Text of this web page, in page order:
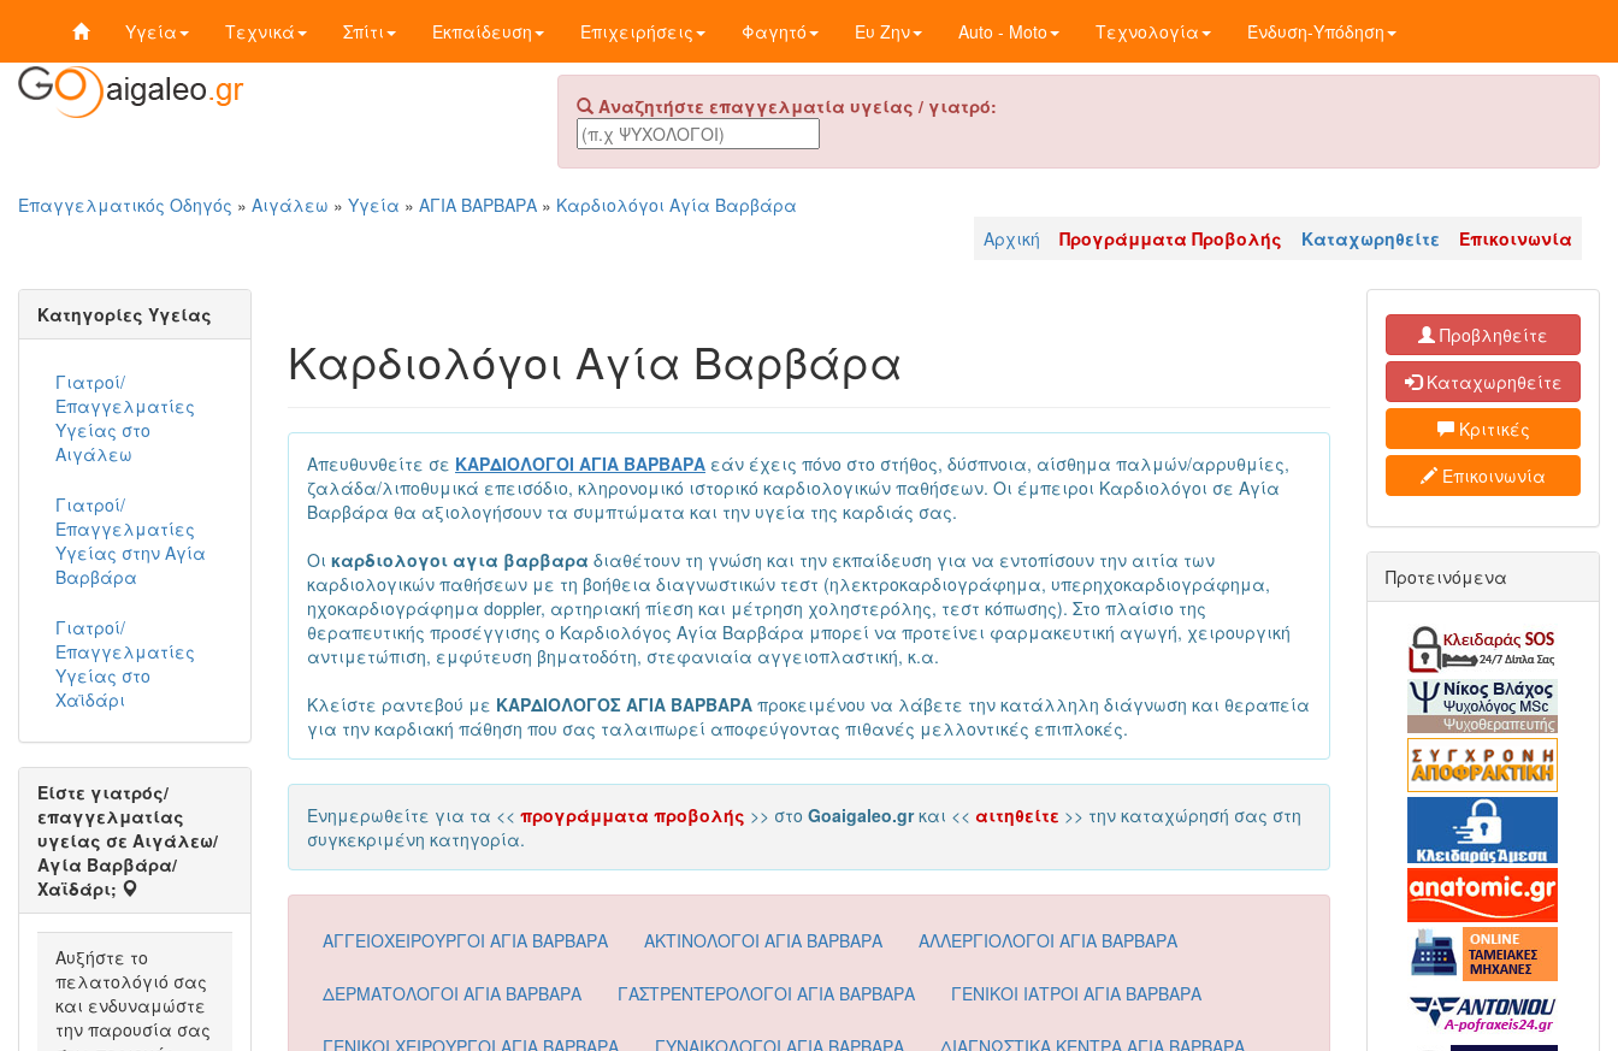
Υγεία Τεχνικά Σπίτι Εκπαίδευση Επιχειρήσεις Φαγητό Ευ Ζην Auto - Moto Τεχνολογία Ένδυση-Υπόδηση
Αναζητήστε επαγγελματία υγείας / γιατρό:
Επαγγελματικός Οδηγός » Αιγάλεω » Υγεία » ΑΓΙΑ ΒΑΡΒΑΡΑ » Καρδιολόγοι Αγία Βαρβάρα
Αρχική
Προγράμματα Προβολής Καταχωρηθείτε Επικοινωνία
Καρδιολόγοι Αγία Βαρβάρα
Απευθυνθείτε σε ΚΑΡΔΙΟΛΟΓΟΙ ΑΓΙΑ ΒΑΡΒΑΡΑ εάν έχεις πόνο στο στήθος, δύσπνοια, αίσθημα παλμών/αρρυθμίες,
ζαλάδα/λιποθυμικά επεισόδιο, κληρονομικό ιστορικό καρδιολογικών παθήσεων. Οι έμπειροι Καρδιολόγοι σε Αγία
Βαρβάρα θα αξιολογήσουν τα συμπτώματα και την υγεία της καρδιάς σας.
Οι καρδιολογοι αγια βαρβαρα διαθέτουν τη γνώση και την εκπαίδευση για να εντοπίσουν την αιτία των
καρδιολογικών παθήσεων με τη βοήθεια διαγνωστικών τεστ (ηλεκτροκαρδιογράφημα, υπερηχοκαρδιογράφημα,
ηχοκαρδιογράφημα doppler, αρτηριακή πίεση και μέτρηση χοληστερόλης, τεστ κόπωσης). Στο πλαίσιο της
θεραπευτικής προσέγγισης ο Καρδιολόγος Αγία Βαρβάρα μπορεί να προτείνει φαρμακευτική αγωγή, χειρουργική
αντιμετώπιση, εμφύτευση βηματοδότη, στεφανιαία αγγειοπλαστική, κ.α.
Κλείστε ραντεβού με ΚΑΡΔΙΟΛΟΓΟΣ ΑΓΙΑ ΒΑΡΒΑΡΑ προκειμένου να λάβετε την κατάλληλη διάγνωση και θεραπεία
για την καρδιακή πάθηση που σας ταλαιπωρεί αποφεύγοντας πιθανές μελλοντικές επιπλοκές.
Ενημερωθείτε για τα << προγράμματα προβολής >> στο Goaigaleo.grκαι << αιτηθείτε >> την καταχώρησή σας στη
συγκεκριμένη κατηγορία.
ΑΓΓΕΙΟΧΕΙΡΟΥΡΓΟΙ ΑΓΙΑ ΒΑΡΒΑΡΑ ΑΚΤΙΝΟΛΟΓΟΙ ΑΓΙΑ ΒΑΡΒΑΡΑ ΑΛΛΕΡΓΙΟΛΟΓΟΙ ΑΓΙΑ ΒΑΡΒΑΡΑ
ΔΕΡΜΑΤΟΛΟΓΟΙ ΑΓΙΑ ΒΑΡΒΑΡΑ ΓΑΣΤΡΕΝΤΕΡΟΛΟΓΟΙ ΑΓΙΑ ΒΑΡΒΑΡΑ ΓΕΝΙΚΟΙ ΙΑΤΡΟΙ ΑΓΙΑ ΒΑΡΒΑΡΑ
ΓΕΝΙΚΟΙ ΧΕΙΡΟΥΡΓΟΙ ΑΓΙΑ ΒΑΡΒΑΡΑ ΓΥΝΑΙΚΟΛΟΓΟΙ ΑΓΙΑ ΒΑΡΒΑΡΑ ΔΙΑΓΝΩΣΤΙΚΑ ΚΕΝΤΡΑ ΑΓΙΑ ΒΑΡΒΑΡΑ
Κατηγορίες Υγείας
Γιατροί/
Επαγγελματίες
Υγείας στο
Αιγάλεω
Γιατροί/
Επαγγελματίες
Υγείας στην Αγία
Βαρβάρα
Γιατροί/
Επαγγελματίες
Υγείας στο
Χαϊδάρι
Είστε γιατρός/
επαγγελματίας
υγείας σε Αιγάλεω/
Αγία Βαρβάρα/
Χαϊδάρι;
Αυξήστε το
πελατολόγιό σας
και ενδυναμώστε
την παρουσία σας
Προβληθείτε
Καταχωρηθείτε
Κριτικές
Επικοινωνία
Προτεινόμενα